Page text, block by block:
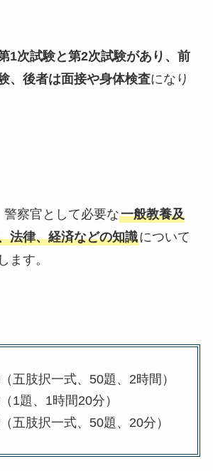
1次試験と第2次試験があり、前
、後者は面接や身体検査になり
察官として必要な一般教養及
法律、経済などの知識について
ます。
（五肢択一式、50題、2時間）
（1題、1時間20分）
（五肢択一式、50題、20分）